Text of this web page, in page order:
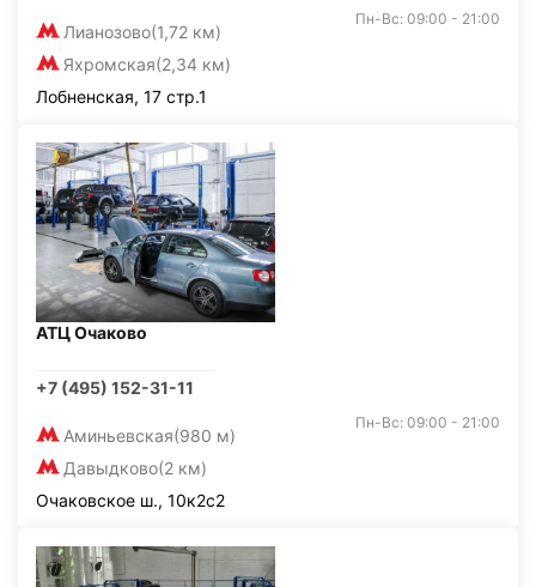
Лианозово(1,72 км)
Яхромская(2,34 км)
Пн-Вс: 09:00 - 21:00
Лобненская, 17 стр.1
АТЦ Очаково
+7 (495) 152-31-11
Аминьевская(980 м)
Давыдково(2 км)
Пн-Вс: 09:00 - 21:00
Очаковское ш., 10к2с2